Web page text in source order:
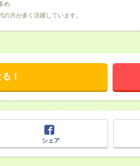
め
の方が多く活躍しています。
！
シェア